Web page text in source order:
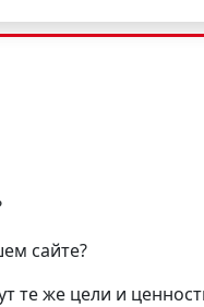
сайте?
же цели и